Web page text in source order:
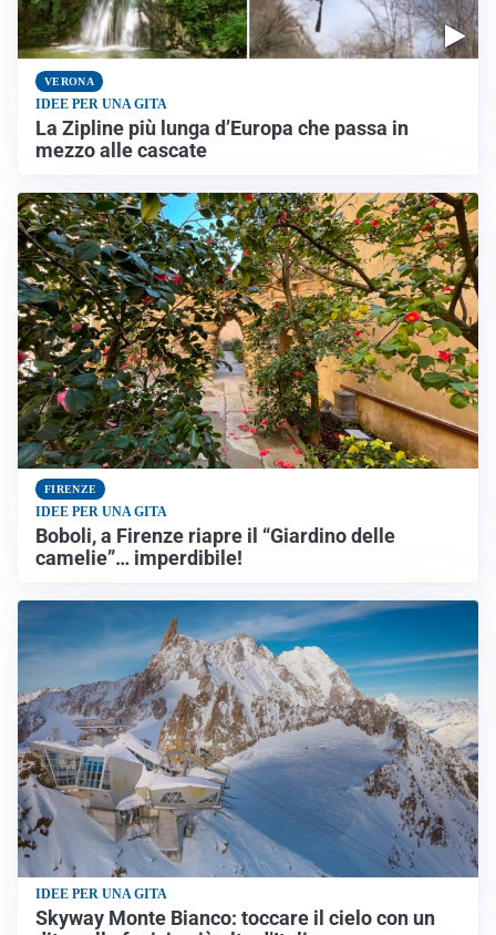
VERONA
IDEE PER UNA GITA
La Zipline più lunga d’Europa che passa in
mezzo alle cascate
FIRENZE
IDEE PER UNA GITA
Boboli, a Firenze riapre il “Giardino delle
camelie”… imperdibile!
IDEE PER UNA GITA
Skyway Monte Bianco: toccare il cielo con un